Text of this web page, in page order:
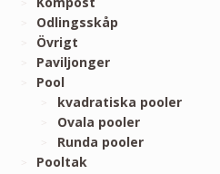
Odlingsskåp
Övrigt
Paviljonger
Pool
kvadratiska pooler
Ovala pooler
Runda pooler
Pooltak